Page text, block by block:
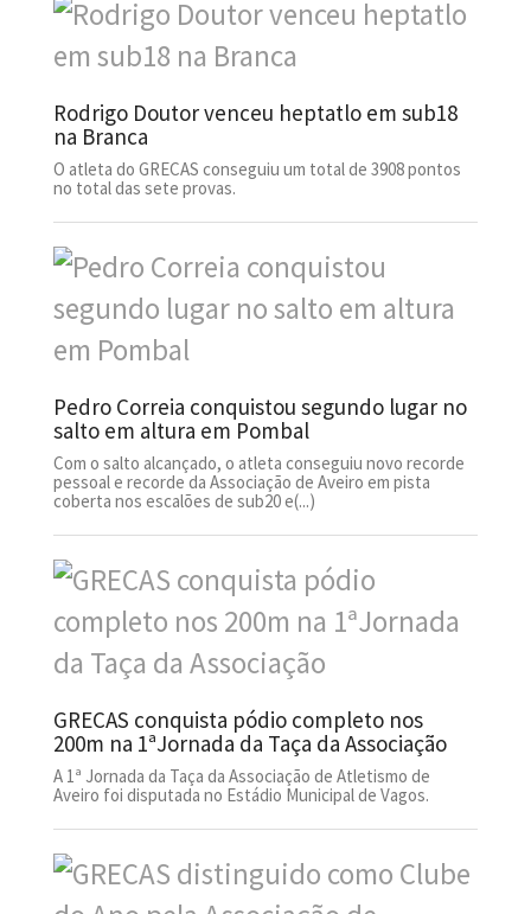
Rodrigo Doutor venceu heptatlo em sub18
na Branca
O atleta do GRECAS conseguiu um total de 3908 pontos
no total das sete provas.
Pedro Correia conquistou segundo lugar no
salto em altura em Pombal
Com o salto alcançado, o atleta conseguiu novo recorde
pessoal e recorde da Associação de Aveiro em pista
coberta nos escalões de sub20 e(...)
GRECAS conquista pódio completo nos
200m na 1ªJornada da Taça da Associação
A 1ª Jornada da Taça da Associação de Atletismo de
Aveiro foi disputada no Estádio Municipal de Vagos.